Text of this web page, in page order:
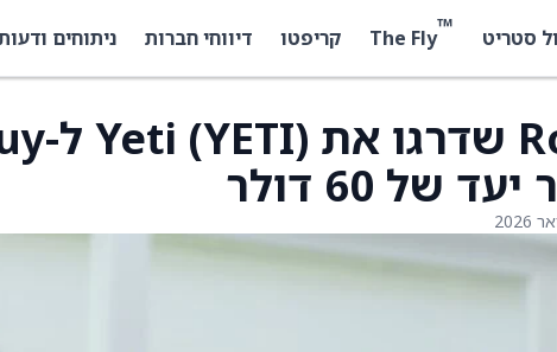
סטריט ™
The Fly קריפטו דיווחי חברות ניתוחים
של 60 דולר